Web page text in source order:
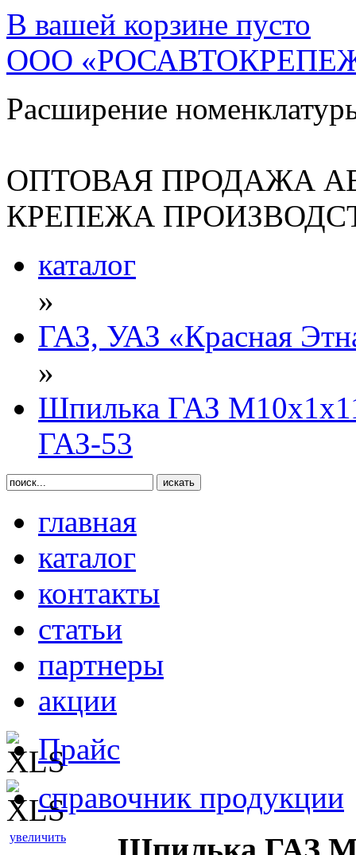
В вашей корзине пусто
ООО
Расширение
ОПТОВАЯ ПРОДАЖА
КРЕПЕЖА
каталог
»
ГАЗ, УАЗ «Красная
»
Шпилька ГАЗ
ГАЗ-53
главная
каталог
контакты
статьи
партнеры
акции
Прайс
справочник продукции
увеличить